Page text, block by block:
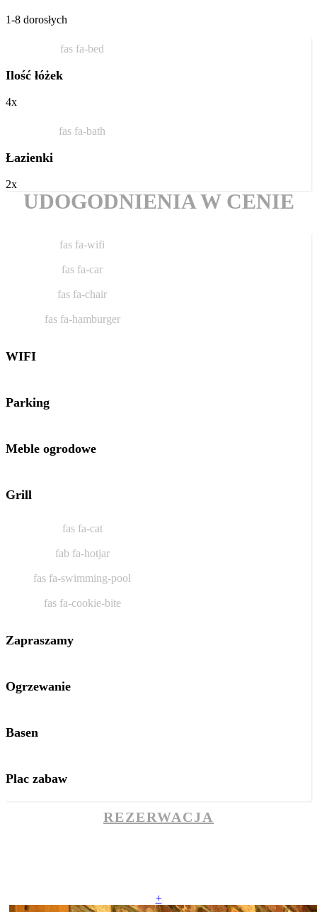
1-8 dorosłych
fas fa-bed
Ilość łóżek
4x
fas fa-bath
Łazienki
2x
UDOGODNIENIA W CENIE
fas fa-wifi
fas fa-car
fas fa-chair
fas fa-hamburger
WIFI
Parking
Meble ogrodowe
Grill
fas fa-cat
fab fa-hotjar
fas fa-swimming-pool
fas fa-cookie-bite
Zapraszamy
Ogrzewanie
Basen
Plac zabaw
REZERWACJA
+